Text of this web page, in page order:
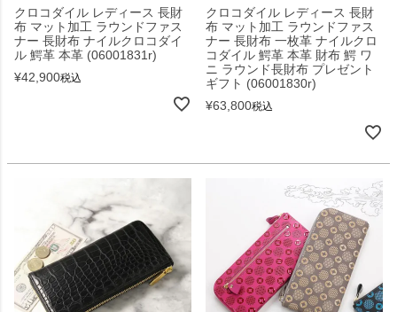
クロコダイル レディース 長財
布 マット加工 ラウンドファス
ナー 長財布 ナイルクロコダイ
ル 鰐革 本革 (06001831r)
¥42,900税込
クロコダイル レディース 長財
布 マット加工 ラウンドファス
ナー 長財布 一枚革 ナイルクロ
コダイル 鰐革 本革 財布 鰐 ワ
ニ ラウンド長財布 プレゼント
ギフト (06001830r)
¥63,800税込